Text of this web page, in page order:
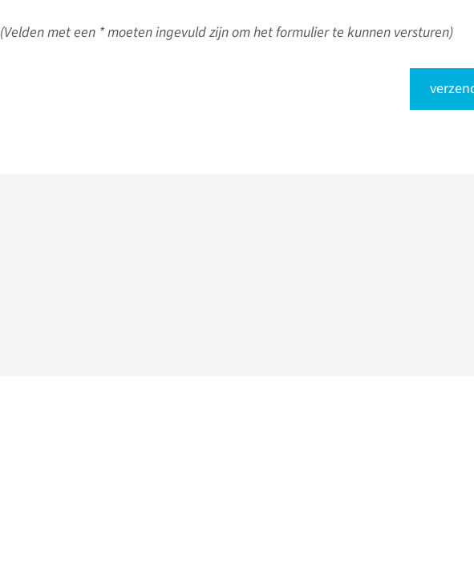
(Velden met een * moeten ingevuld zijn om het formulier te kunnen versturen)